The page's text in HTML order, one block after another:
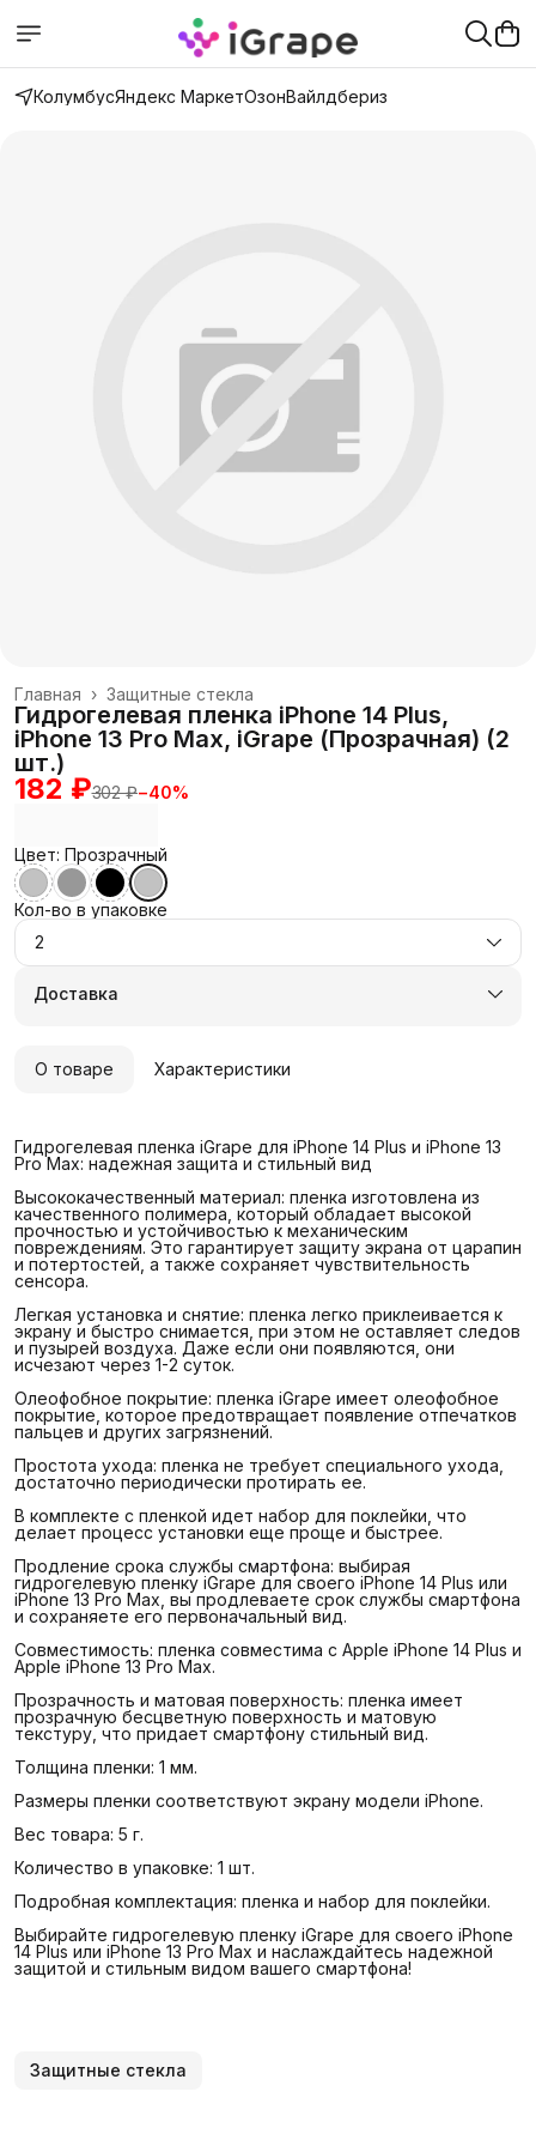
КолумбусЯндекс МаркетОзонВайлдбериз
Защитные стекла
Главная ›
Гидрогелевая пленка iPhone 14 Plus,
iPhone 13 Pro Max, iGrape (Прозрачная) (2
шт.)
182 ₽302 ₽−40%
Цвет: Прозрачный
Кол-во в упаковке
2
Доставка
О товаре Характеристики
Гидрогелевая пленка iGrape для iPhone 14 Plus и iPhone 13
Pro Max: надежная защита и стильный вид
Высококачественный материал: пленка изготовлена из
качественного полимера, который обладает высокой
прочностью и устойчивостью к механическим
повреждениям. Это гарантирует защиту экрана от царапин
и потертостей, а также сохраняет чувствительность
сенсора.
Легкая установка и снятие: пленка легко приклеивается к
экрану и быстро снимается, при этом не оставляет следов
и пузырей воздуха. Даже если они появляются, они
исчезают через 1-2 суток.
Олеофобное покрытие: пленка iGrape имеет олеофобное
покрытие, которое предотвращает появление отпечатков
пальцев и других загрязнений.
Простота ухода: пленка не требует специального ухода,
достаточно периодически протирать ее.
В комплекте с пленкой идет набор для поклейки, что
делает процесс установки еще проще и быстрее.
Продление срока службы смартфона: выбирая
гидрогелевую пленку iGrape для своего iPhone 14 Plus или
iPhone 13 Pro Max, вы продлеваете срок службы смартфона
и сохраняете его первоначальный вид.
Совместимость: пленка совместима с Apple iPhone 14 Plus и
Apple iPhone 13 Pro Max.
Прозрачность и матовая поверхность: пленка имеет
прозрачную бесцветную поверхность и матовую
текстуру, что придает смартфону стильный вид.
Толщина пленки: 1 мм.
Размеры пленки соответствуют экрану модели iPhone.
Вес товара: 5 г.
Количество в упаковке: 1 шт.
Подробная комплектация: пленка и набор для поклейки.
Выбирайте гидрогелевую пленку iGrape для своего iPhone
14 Plus или iPhone 13 Pro Max и наслаждайтесь надежной
защитой и стильным видом вашего смартфона!
Защитные стекла